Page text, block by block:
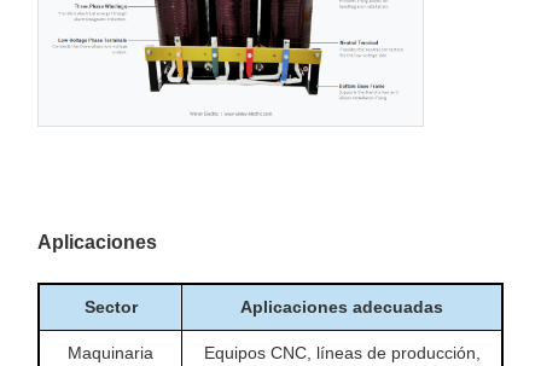
Aplicaciones
Sector Aplicaciones adecuadas
Maquinaria
Equipos CNC, líneas de producción,